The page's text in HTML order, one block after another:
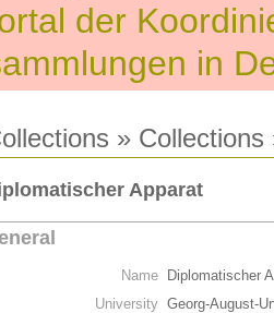
der
in
» Collections
Apparat
Name
Diplomatischer
University Georg-August-